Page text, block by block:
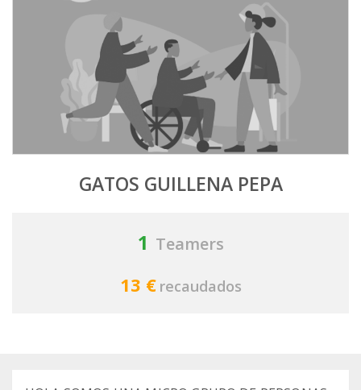
GATOS GUILLENA PEPA
1 Teamers
13 € recaudados